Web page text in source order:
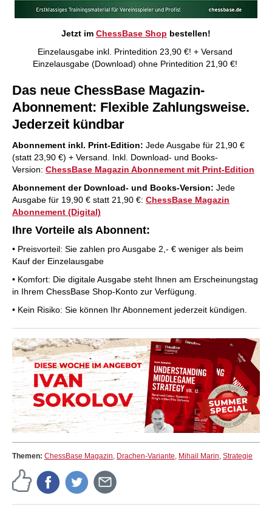
Jetzt im ChessBase Shop bestellen!
Einzelausgabe inkl. Printedition 23,90 €! + Versand
Einzelausgabe (Download) ohne Printedition 21,90 €!
Das neue ChessBase Magazin-
Abonnement: Flexible Zahlungsweise.
Jederzeit kündbar
Abonnement inkl. Print-Edition: Jede Ausgabe für 21,90 €
(statt 23,90 €) + Versand. Inkl. Download- und Books-
Version: ChessBase Magazin Abonnement mit Print-Edition
Abonnement der Download- und Books-Version: Jede
Ausgabe für 19,90 € statt 21,90 €: ChessBase Magazin
Abonnement (Digital)
Ihre Vorteile als Abonnent:
• Preisvorteil: Sie zahlen pro Ausgabe 2,- € weniger als beim
Kauf der Einzelausgabe
• Komfort: Die digitale Ausgabe steht Ihnen am Erscheinungstag
in Ihrem ChessBase Shop-Konto zur Verfügung.
• Kein Risiko: Sie können Ihr Abonnement jederzeit kündigen.
Themen: ChessBase Magazin, Drachen-Variante, Mihail Marin, Strategie